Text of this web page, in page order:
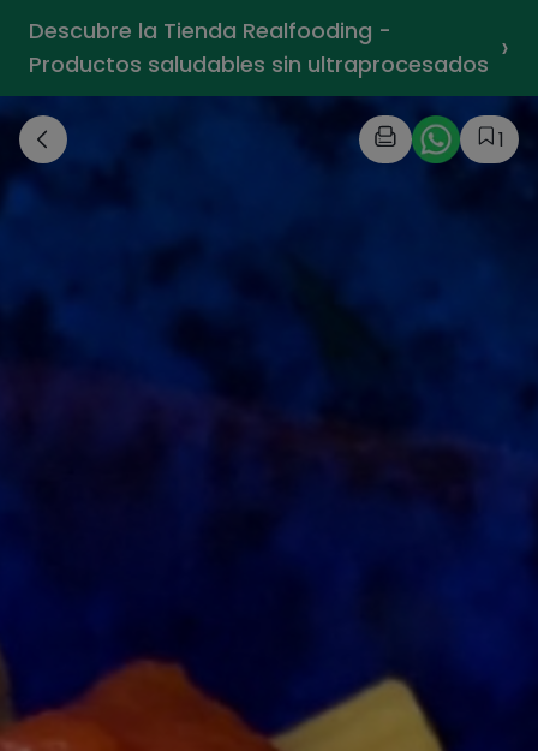
Descubre la Tienda Realfooding -
Productos saludables sin ultraprocesados ›
1